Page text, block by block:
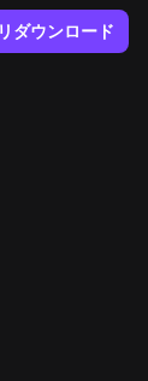
ダウンロード